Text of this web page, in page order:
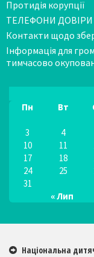
Протидія корупції
ТЕЛЕФОНИ ДОВІРИ
Контакти щодо
Інформація для
тимчасово
Пн
Вт
« Лип
3
4
10
11
17
18
24
25
31
Національна